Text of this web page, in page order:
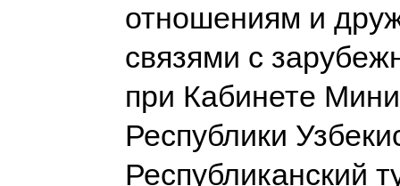
отношениям и
связями с
при Кабинете
Республики
Республиканский